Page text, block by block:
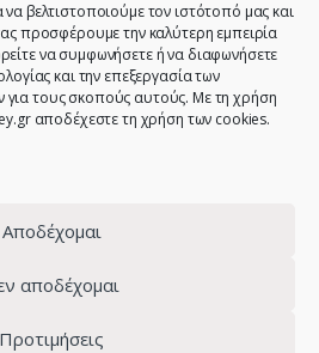
βελτιστοποιούμε τον ιστότοπό μας και
προσφέρουμε την καλύτερη εμπειρία
να συμφωνήσετε ή να διαφωνήσετε
και την επεξεργασία των
τους σκοπούς αυτούς. Με τη χρήση
αποδέχεστε τη χρήση των cookies.
Αποδέχομαι
αποδέχομαι
Προτιμήσεις
have any question?
-
Reserved | Web design: